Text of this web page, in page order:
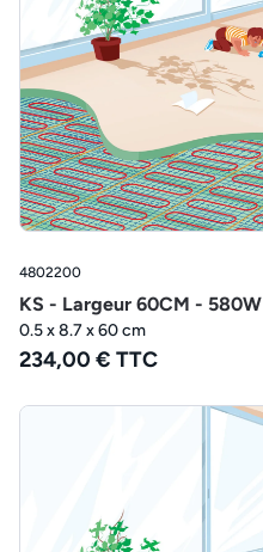
4802200
KS - Largeur 60CM - 580W
0.5 x 8.7 x 60 cm
234,00 € TTC